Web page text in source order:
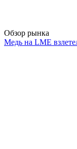
Обзор рынка
Медь на LME